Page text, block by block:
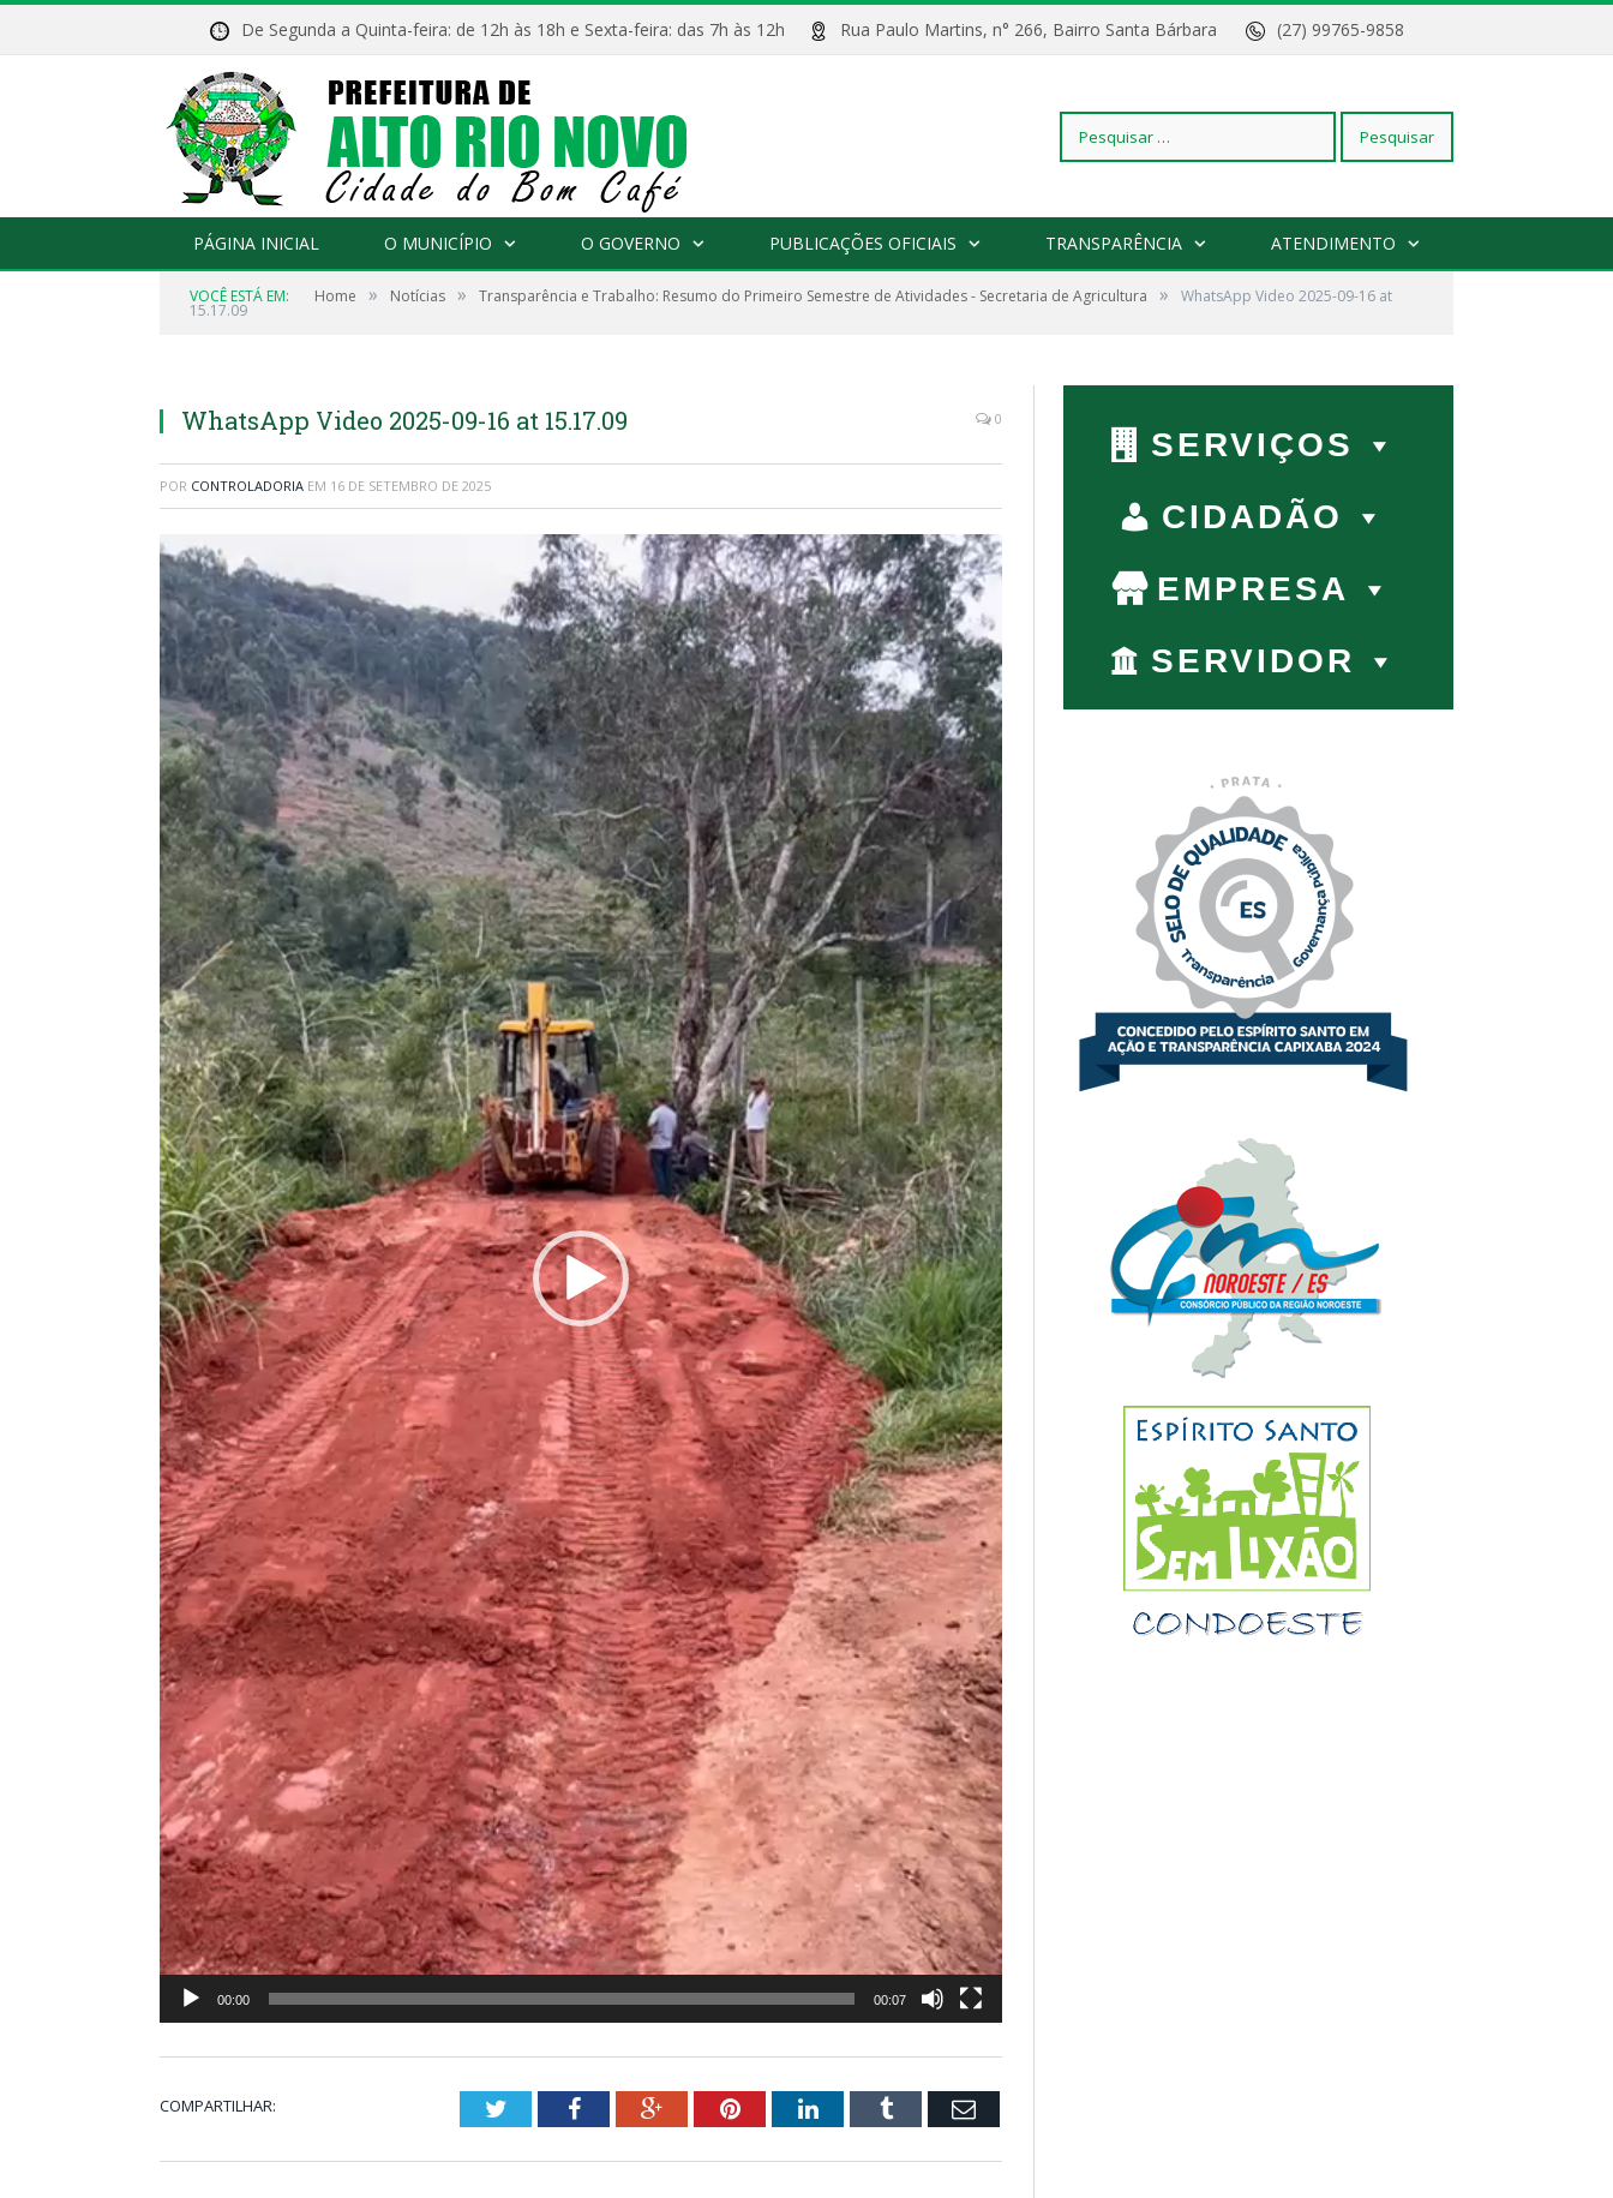
De Segunda a Quinta-feira: de 12h às 18h e Sexta-feira: das 7h às 12h Rua Paulo Martins, n° 266, Bairro Santa Bárbara (27) 99765-9858
Pesquisar
por:
PÁGINA INICIAL O MUNICÍPIO O GOVERNO PUBLICAÇÕES OFICIAIS TRANSPARÊNCIA ATENDIMENTO
VOCÊ ESTÁ EM: Home » Notícias » Transparência e Trabalho: Resumo do Primeiro Semestre de Atividades - Secretaria de Agricultura » WhatsApp Video 2025-09-16 at
15.17.09
WhatsApp Video 2025-09-16 at 15.17.09 0
POR CONTROLADORIA EM 16 DE SETEMBRO DE 2025
Tocador
de
vídeo
00:00 00:07
COMPARTILHAR: TwitterFacebookGoogle+PinterestLinkedInTumblr Email
SERVIÇOS
CIDADÃO
EMPRESA
SERVIDOR